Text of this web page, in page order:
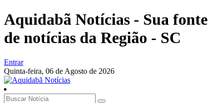
Aquidabã Notícias - Sua fonte
de notícias da Região - SC
Entrar
Quinta-feira, 06 de Agosto de 2026